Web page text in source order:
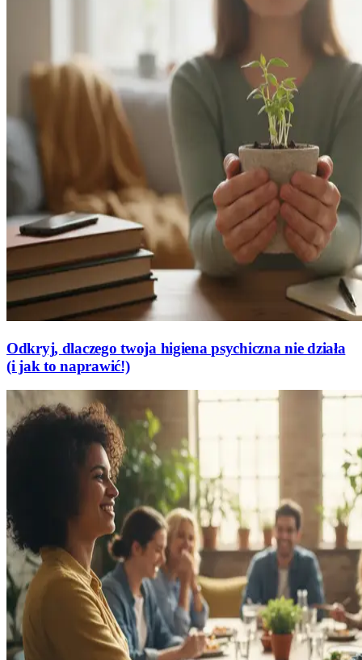
Odkryj, dlaczego twoja higiena psychiczna nie działa
(i jak to naprawić!)